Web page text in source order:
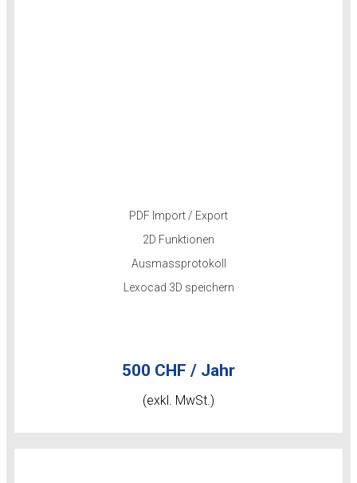
PDF Import / Export
2D Funktionen
Ausmassprotokoll
Lexocad 3D speichern
500 CHF / Jahr
(exkl. MwSt.)